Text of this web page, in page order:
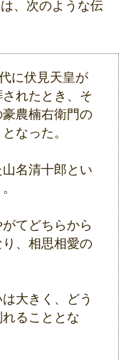
、次のような伝
に伏見天皇が
れたとき、そ
農楠右衛門の
なった。
名清十郎とい
てどちらから
、相思相愛の
大きく、どう
ることとな